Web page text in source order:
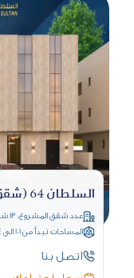
السلطان 64 (شقق دورين)
عدد شقق المشروع: 13 شقة
المساحات: تبدأ من 101 الى 184 م2
اتصل بنا